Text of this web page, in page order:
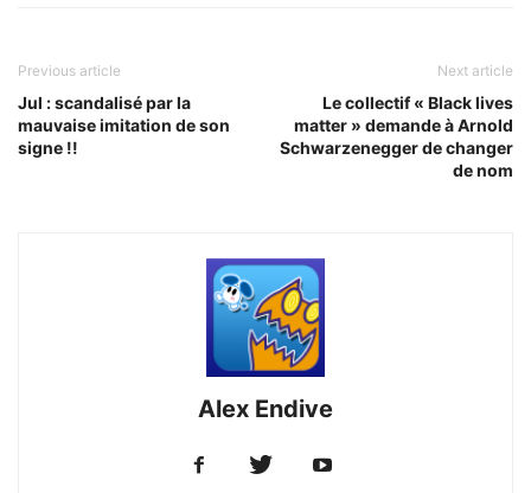
Previous article
Jul : scandalisé par la
mauvaise imitation de son
signe !!
Next article
Le collectif « Black lives
matter » demande à Arnold
Schwarzenegger de changer
de nom
Alex Endive